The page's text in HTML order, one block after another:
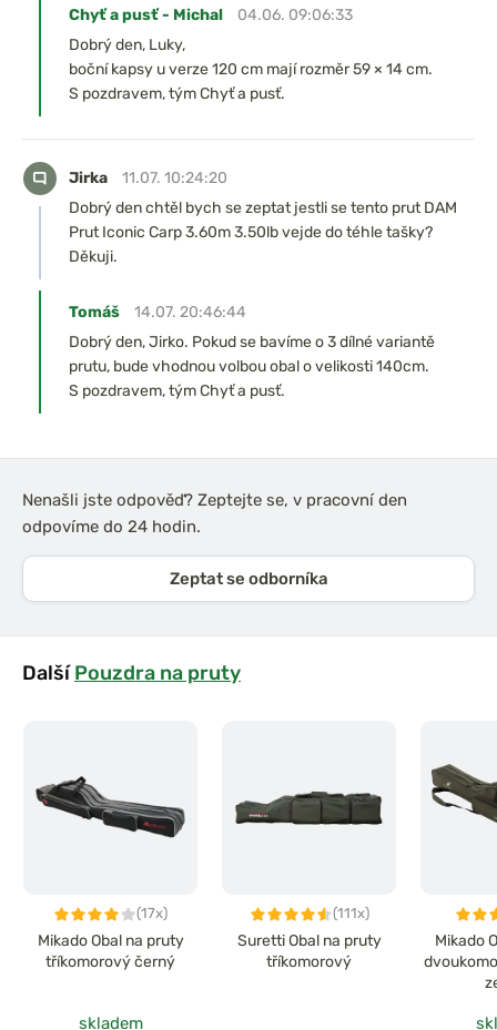
Chyť a pusť - Michal
04.06. 09:06:33
Dobrý den, Luky,
boční kapsy u verze 120 cm mají rozměr 59 × 14 cm.
S pozdravem, tým Chyť a pusť.
Jirka
11.07. 10:24:20
Dobrý den chtěl bych se zeptat jestli se tento prut DAM
Prut Iconic Carp 3.60m 3.50lb vejde do téhle tašky?
Děkuji.
Tomáš
14.07. 20:46:44
Dobrý den, Jirko. Pokud se bavíme o 3 dílné variantě
prutu, bude vhodnou volbou obal o velikosti 140cm.
S pozdravem, tým Chyť a pusť.
Nenašli jste odpověď? Zeptejte se, v pracovní den
odpovíme do 24 hodin.
Zeptat se odborníka
DalšíPouzdra na pruty
(17x)
Mikado Obal na pruty
tříkomorový černý
skladem
(111x)
Suretti Obal na pruty
tříkomorový
Mikado